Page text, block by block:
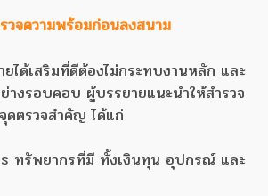
วจความพร้อมก่อนลงสนาม
ยได้เสริมที่ดีต้องไม่กระทบงานหลัก และ
างรอบคอบ ผู้บรรยายแนะนำให้สำรวจ
ตรวจสำคัญ ได้แก่
ทรัพยากรที่มี ทั้งเงินทุน อุปกรณ์ และ